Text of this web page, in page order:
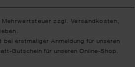
Mehrwertsteuer zzgl.Versandkosten,
bei erstmaliger Anmeldung für unseren
Gutschein für unseren Online-Shop.